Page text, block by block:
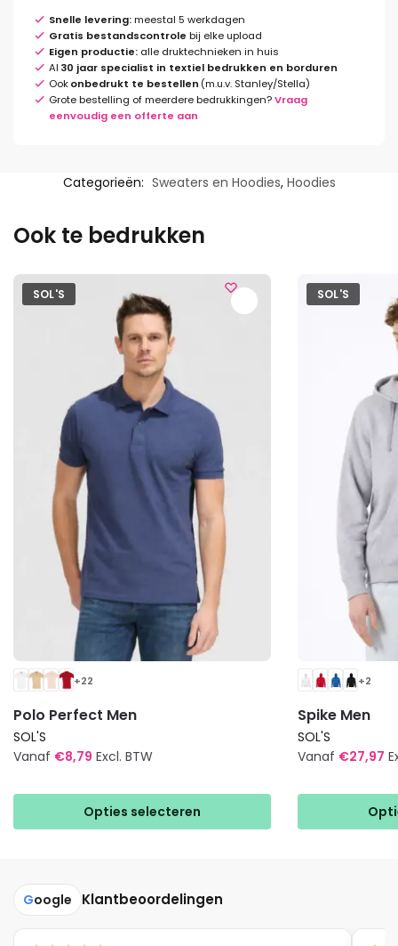
Snelle levering:meestal 5 werkdagen
Gratis bestandscontrole bij elke upload
Eigen productie: alle druktechnieken in huis
Al 30 jaar specialist in textiel bedrukken en borduren
Ookonbedrukt te bestellen (m.u.v. Stanley/Stella)
Grote bestelling of meerdere bedrukkingen?Vraag
eenvoudig een offerte aan
Categorieën: Sweaters en Hoodies, Hoodies
Ook te bedrukken
SOL'S
+22
Polo Perfect Men
SOL'S
Vanaf €8,79 Excl. BTW
Opties selecteren
heeft
Deze
optie
kan
SOL'S
+2
Spike Men
SOL'S
Vanaf €27,97
heeft
kan
Google Klantbeoordelingen